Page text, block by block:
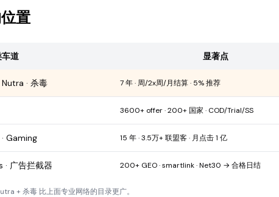
置
道 显著点
· 杀毒 7 年 · 周/2x周/月结算 · 5% 推荐
3600+ offer · 200+ 国家 · COD/Trial/SS
Gaming 15 年 · 3.5万+ 联盟客 · 月点击 1 亿
· 广告拦截器 200+ GEO · smartlink · Net30 → 合格日结
+ 杀毒 比上面专业网络的目录更广。